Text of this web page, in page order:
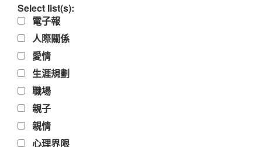
Select list(s):
電子報
人際關係
愛情
生涯規劃
職場
親子
親情
心理界限